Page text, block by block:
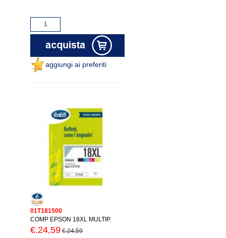
aggiungi ai preferiti
01T181500
COMP EPSON 18XL MULTIP.
€.24,59 €.24,59